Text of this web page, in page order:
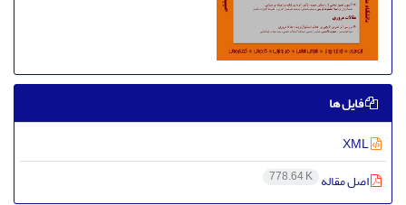
فایل ها
اصل مقاله 778.64 K